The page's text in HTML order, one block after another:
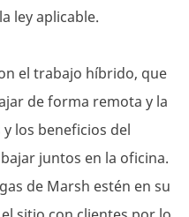
ley aplicable.
el trabajo híbrido, que
de forma remota y la
los beneficios del
juntos en la oficina.
de Marsh estén en su